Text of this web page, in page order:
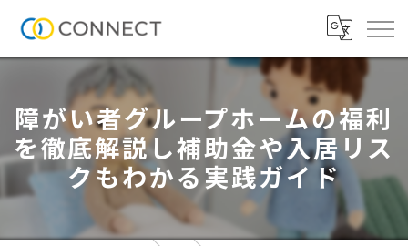
障がい者グループホームの福利
を徹底解説し補助金や入居リス
クもわかる実践ガイド